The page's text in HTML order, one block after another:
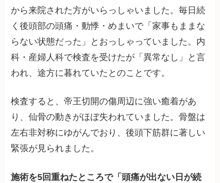
から来院された方がいらっしゃいました。毎日続
く後頭部の頭痛・動悸・めまいで「家事もままな
らない状態だった」とおっしゃっていました。内
科・産婦人科で検査を受けたが「異常なし」と言
われ、途方に暮れていたとのことです。
検査すると、帝王切開の傷周辺に強い癒着があ
り、仙骨の動きがほぼ失われていました。骨盤は
左右非対称にゆがんでおり、後頭下筋群に著しい
緊張が見られました。
施術を5回重ねたところで「頭痛が出ない日が続